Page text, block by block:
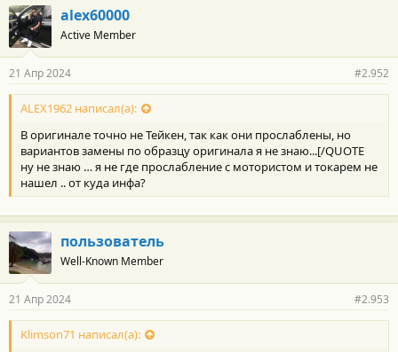
alex60000
Active Member
21 Апр 2024 #2.952
ALEX1962 написал(а):
В оригинале точно не Тейкен, так как они прослаблены, но
вариантов замены по образцу оригинала я не знаю...[/QUOTE
ну не знаю … я не где прослабление с мотористом и токарем не
нашел .. от куда инфа?
пользователь
Well-Known Member
21 Апр 2024 #2.953
Klimson71 написал(а):